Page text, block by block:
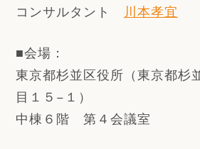
コンサルタント
川本孝宜
■会場：
東京都杉並区役所（東京都杉
目１５−１）
中棟６階 第４会議室